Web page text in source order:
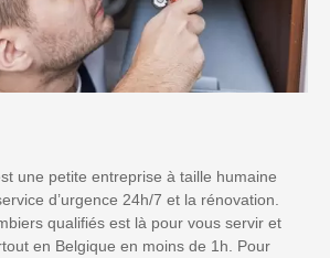
une petite entreprise à taille humaine
d’urgence 24h/7 et la rénovation.
qualifiés est là pour vous servir et
en Belgique en moins de 1h. Pour